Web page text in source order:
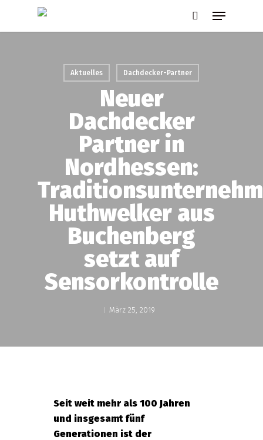
Menu
Aktuelles Dachdecker-Partner
Neuer
Dachdecker
Partner in
Nordhessen:
Huthwelker aus
Buchenberg
setzt auf
Sensorkontrolle
März 25, 2019
Seit weit mehr als 100 Jahren
und insgesamt fünf
Generationen ist der